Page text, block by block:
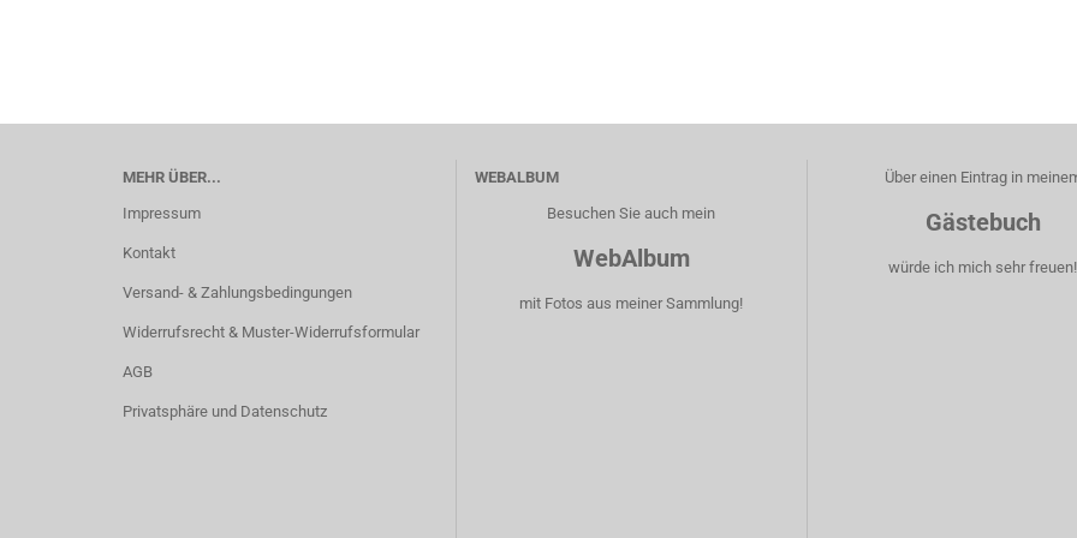
MEHR ÜBER...
Impressum
Kontakt
Versand- & Zahlungsbedingungen
Widerrufsrecht & Muster-Widerrufsformular
AGB
Privatsphäre und Datenschutz
WEBALBUM
Besuchen Sie auch mein
WebAlbum
mit Fotos aus meiner Sammlung!
Über einen Eintrag in
Gästebuch
würde ich mich sehr freuen!